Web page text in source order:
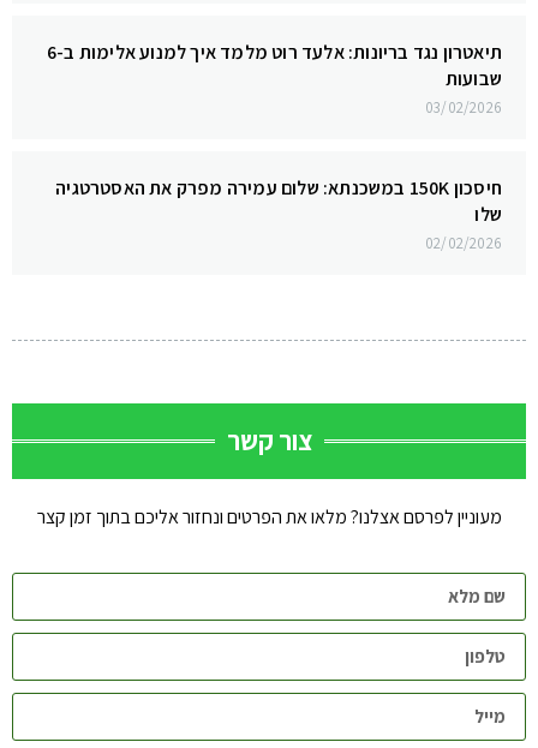
תיאטרון נגד בריונות: אלעד רוט מלמד איך למנוע אלימות ב-6
שבועות
03/02/2026
חיסכון 150K במשכנתא: שלום עמירה מפרק את האסטרטגיה
שלו
02/02/2026
צור קשר
מעוניין לפרסם אצלנו? מלאו את הפרטים ונחזור אליכם בתוך זמן קצר